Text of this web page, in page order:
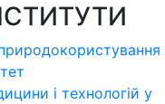
і технологій у